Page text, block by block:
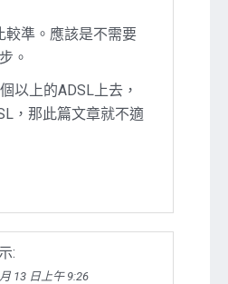
較準。應該是不需要
。
以上的ADSL上去，
，那此篇文章就不適
:
13 日上午 9:26